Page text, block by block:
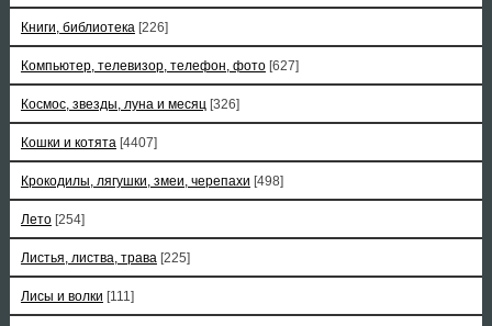
Книги, библиотека [226]
Компьютер, телевизор, телефон, фото [627]
Космос, звезды, луна и месяц [326]
Кошки и котята [4407]
Крокодилы, лягушки, змеи, черепахи [498]
Лето [254]
Листья, листва, трава [225]
Лисы и волки [111]